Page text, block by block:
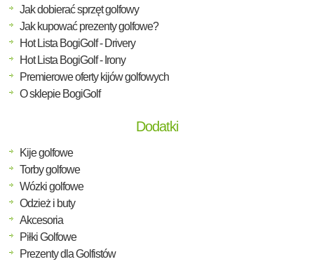
Jak dobierać sprzęt golfowy
Jak kupować prezenty golfowe?
Hot Lista BogiGolf - Drivery
Hot Lista BogiGolf - Irony
Premierowe oferty kijów golfowych
O sklepie BogiGolf
Dodatki
Kije golfowe
Torby golfowe
Wózki golfowe
Odzież i buty
Akcesoria
Piłki Golfowe
Prezenty dla Golfistów